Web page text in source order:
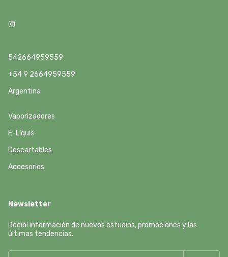
542664959559
+54 9 2664959559
Argentina
Vaporizadores
E-Líquis
Descartables
Accesorios
Newsletter
Recibí información de nuevos estudios, promociones y las
últimas tendencias.